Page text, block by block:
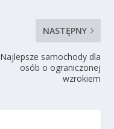
NASTĘPNY
Najlepsze samochody dla
osób o ograniczonej
wzrokiem